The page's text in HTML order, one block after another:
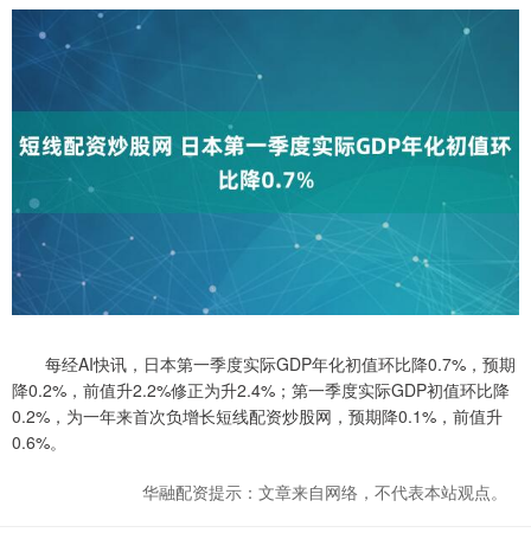
每经AI快讯，日本第一季度实际GDP年化初值环比降0.7%，预期
降0.2%，前值升2.2%修正为升2.4%；第一季度实际GDP初值环比降
0.2%，为一年来首次负增长短线配资炒股网，预期降0.1%，前值升
0.6%。
华融配资提示：文章来自网络，不代表本站观点。